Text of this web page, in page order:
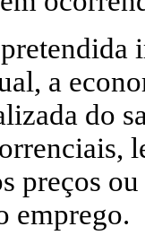
a
do
preços
emprego.